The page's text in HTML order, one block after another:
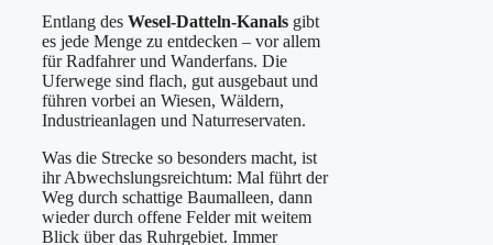
Entlang des Wesel-Datteln-Kanals gibt
es jede Menge zu entdecken – vor allem
für Radfahrer und Wanderfans. Die
Uferwege sind flach, gut ausgebaut und
führen vorbei an Wiesen, Wäldern,
Industrieanlagen und Naturreservaten.
Was die Strecke so besonders macht, ist
ihr Abwechslungsreichtum: Mal führt der
Weg durch schattige Baumalleen, dann
wieder durch offene Felder mit weitem
Blick über das Ruhrgebiet. Immer